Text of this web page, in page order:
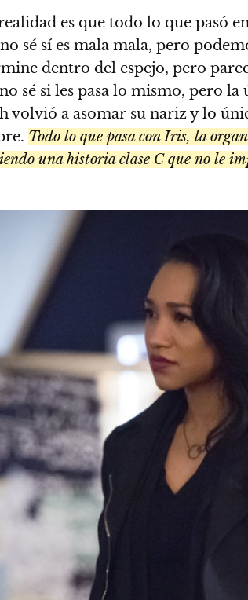
es que todo lo que pasó
sé sí es mala mala, pero
dentro del espejo, pero
sé si les pasa lo mismo, pero
volvió a asomar su nariz y lo
Todo lo que pasa con Iris, la
una historia clase C que no le